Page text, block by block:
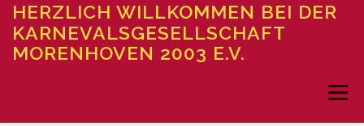
Zum
Inhalt
springen
HERZLICH WILLKOMMEN BEI DER
KARNEVALSGESELLSCHAFT
MORENHOVEN 2003 E.V.
Menü